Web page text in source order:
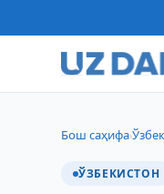
Бош саҳифа›
ЎЗБЕКИСТОН